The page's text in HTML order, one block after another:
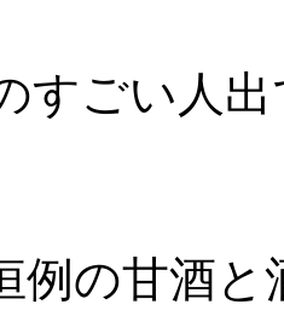
すごい人
例の甘酒